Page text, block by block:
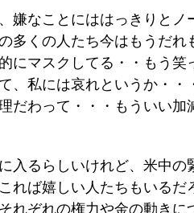
嫌なことにははっきりとノ
多くの人たち今はもうだれ
にマスクしてる・・もう笑
、私には哀れというか・・
だわって・・・もういい加
入るらしいけれど、米中の
れば嬉しい人たちもいるだ
れぞれの権力や金の動きに